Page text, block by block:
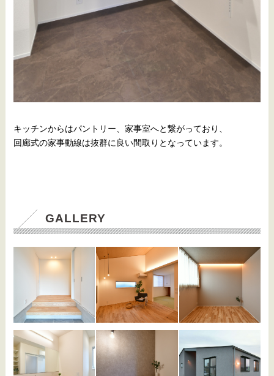
キッチンからはパントリー、家事室へと繋がっており、
回廊式の家事動線は抜群に良い間取りとなっています。
GALLERY